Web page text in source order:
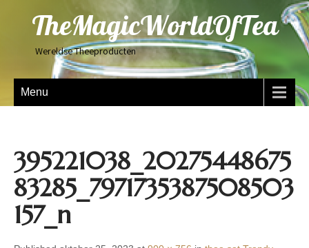
TheMagicWorldOfTea
Wereldse Theeproducten
Menu
395221038_20275448675
83285_7971735387508503
157_n